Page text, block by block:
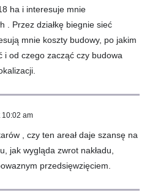
ha i interesuje mnie
. Przez działkę biegnie sieć
mnie koszty budowy, po jakim
i od czego zacząć czy budowa
10:02 am
, czy ten areał daje szansę na
jak wygląda zwrot nakładu,
przedsięwzięciem.